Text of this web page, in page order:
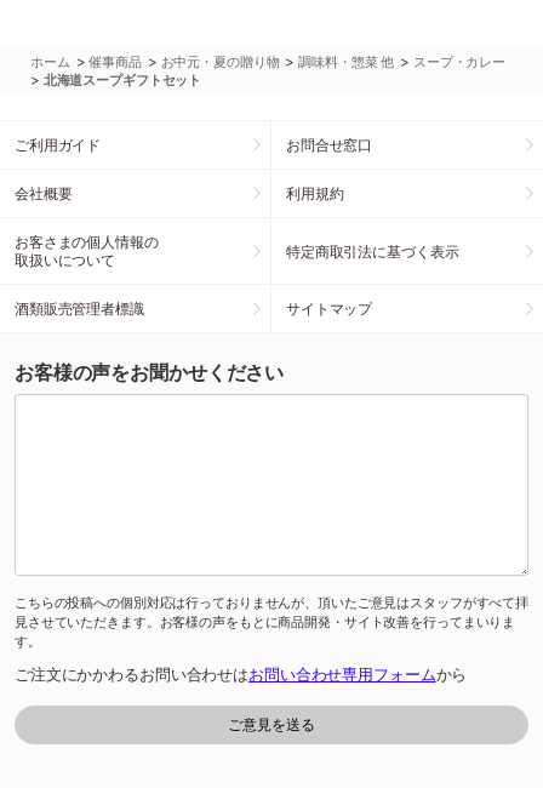
ホーム >催事商品 > お中元・夏の贈り物 >調味料・惣菜 他 > スープ・カレー
> 北海道スープギフトセット
ご利用ガイド お問合せ窓口
会社概要 利用規約
お客さまの個人情報の
取扱いについて
特定商取引法に基づく表示
酒類販売管理者標識 サイトマップ
お客様の声をお聞かせください
こちらの投稿への個別対応は行っておりませんが、頂いたご意見はスタッフがすべて拝
見させていただきます。お客様の声をもとに商品開発・サイト改善を行ってまいりま
す。
ご注文にかかわるお問い合わせはお問い合わせ専用フォームから